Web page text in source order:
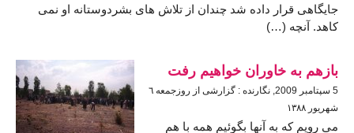
جايگاهی قرار داده شد چندان از تلاش های بشردوستانه او نمی
کاهد. آنچه (…)
بازهم به خاوران خواهیم رفت
5 سپتامبر 2009, نگارنده : گزارشی از روزجمعه ٦
شهریور ١٣٨٨
می رویم که به آنها بگوئیم همه با هم